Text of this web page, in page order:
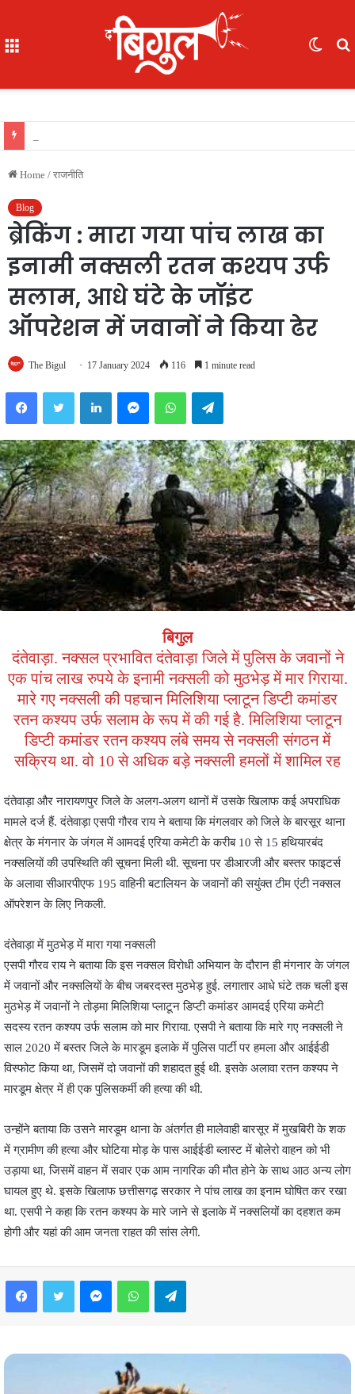
Home / राजनीति
Blog
ब्रेकिंग : मारा गया पांच लाख का
इनामी नक्सली रतन कश्यप उर्फ
सलाम, आधे घंटे के जॉइंट
ऑपरेशन में जवानों ने किया ढेर
The Bigul 17 January 2024 116 1 minute read
FacebookTwitter LinkedInMessengerWhatsAppTelegram
बिगुल
दंतेवाड़ा. नक्सल प्रभावित दंतेवाड़ा जिले में पुलिस के जवानों ने
एक पांच लाख रुपये के इनामी नक्सली को मुठभेड़ में मार गिराया.
मारे गए नक्सली की पहचान मिलिशिया प्लाटून डिप्टी कमांडर
रतन कश्यप उर्फ सलाम के रूप में की गई है. मिलिशिया प्लाटून
डिप्टी कमांडर रतन कश्यप लंबे समय से नक्सली संगठन में
सक्रिय था. वो 10 से अधिक बड़े नक्सली हमलों में शामिल रह
दंतेवाड़ा और नारायणपुर जिले के अलग-अलग थानों में उसके खिलाफ कई अपराधिक
मामले दर्ज हैं. दंतेवाड़ा एसपी गौरव राय ने बताया कि मंगलवार को जिले के बारसूर थाना
क्षेत्र के मंगनार के जंगल में आमदई एरिया कमेटी के करीब 10 से 15 हथियारबंद
नक्सलियों की उपस्थिति की सूचना मिली थी. सूचना पर डीआरजी और बस्तर फाइटर्स
के अलावा सीआरपीएफ 195 वाहिनी बटालियन के जवानों की सयुंक्त टीम एंटी नक्सल
ऑपरेशन के लिए निकली.
दंतेवाड़ा में मुठभेड़ में मारा गया नक्सली
एसपी गौरव राय ने बताया कि इस नक्सल विरोधी अभियान के दौरान ही मंगनार के जंगल
में जवानों और नक्सलियों के बीच जबरदस्त मुठभेड़ हुई. लगातार आधे घंटे तक चली इस
मुठभेड़ में जवानों ने तोड़मा मिलिशिया प्लाटून डिप्टी कमांडर आमदई एरिया कमेटी
सदस्य रतन कश्यप उर्फ सलाम को मार गिराया. एसपी ने बताया कि मारे गए नक्सली ने
साल 2020 में बस्तर जिले के मारडूम इलाके में पुलिस पार्टी पर हमला और आईईडी
विस्फोट किया था, जिसमें दो जवानों की शहादत हुई थी. इसके अलावा रतन कश्यप ने
मारडूम क्षेत्र में ही एक पुलिसकर्मी की हत्या की थी.
उन्होंने बताया कि उसने मारडूम थाना के अंतर्गत ही मालेवाही बारसूर में मुखबिरी के शक
में ग्रामीण की हत्या और घोटिया मोड़ के पास आईईडी ब्लास्ट में बोलेरो वाहन को भी
उड़ाया था, जिसमें वाहन में सवार एक आम नागरिक की मौत होने के साथ आठ अन्य लोग
घायल हुए थे. इसके खिलाफ छत्तीसगढ़ सरकार ने पांच लाख का इनाम घोषित कर रखा
था. एसपी ने कहा कि रतन कश्यप के मारे जाने से इलाके में नक्सलियों का दहशत कम
होगी और यहां की आम जनता राहत की सांस लेगी.
FacebookTwitter MessengerWhatsAppTelegram